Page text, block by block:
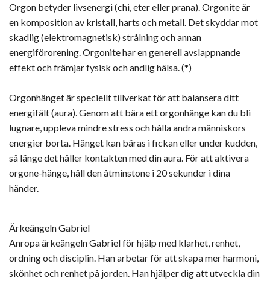
Orgon betyder livsenergi (chi, eter eller prana). Orgonite är
en komposition av kristall, harts och metall. Det skyddar mot
skadlig (elektromagnetisk) strålning och annan
energiförorening. Orgonite har en generell avslappnande
effekt och främjar fysisk och andlig hälsa. (*)
Orgonhänget är speciellt tillverkat för att balansera ditt
energifält (aura). Genom att bära ett orgonhänge kan du bli
lugnare, uppleva mindre stress och hålla andra människors
energier borta. Hänget kan bäras i fickan eller under kudden,
så länge det håller kontakten med din aura. För att aktivera
orgone-hänge, håll den åtminstone i 20 sekunder i dina
händer.
Ärkeängeln Gabriel
Anropa ärkeängeln Gabriel för hjälp med klarhet, renhet,
ordning och disciplin. Han arbetar för att skapa mer harmoni,
skönhet och renhet på jorden. Han hjälper dig att utveckla din